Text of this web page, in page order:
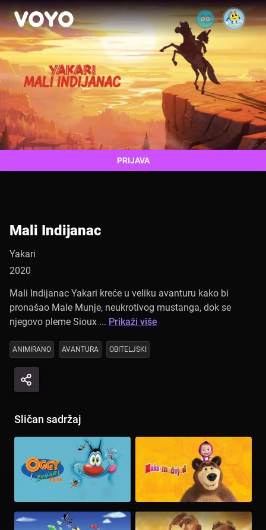
Mali Indijanac
Yakari
2020
Mali Indijanac Yakari kreće u veliku avanturu kako bi
pronašao Male Munje, neukrotivog mustanga, dok se
njegovo pleme Sioux ... Prikaži više
ANIMIRANO AVANTURA OBITELJSKI
PRIJAVA
Sličan sadržaj